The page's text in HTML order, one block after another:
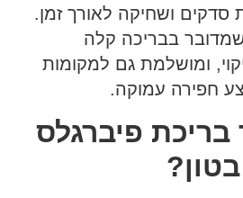
סדקים ושחיקה לאורך זמן.
שמדובר בבריכה קלה
ומושלמת גם למקומות
חפירה עמוקה.
פיברגלס